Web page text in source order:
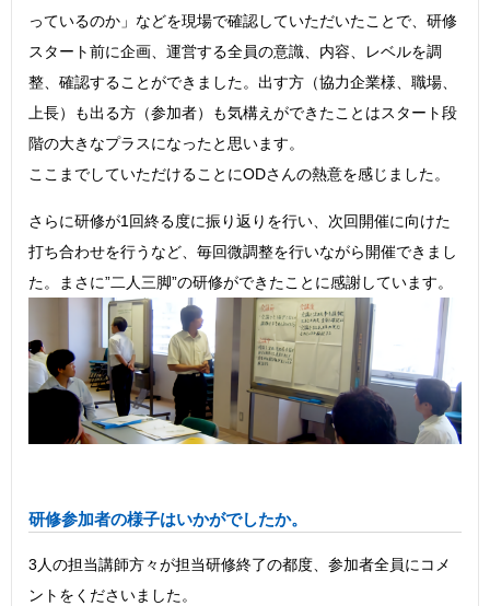
っているのか」などを現場で確認していただいたことで、研修
スタート前に企画、運営する全員の意識、内容、レベルを調
整、確認することができました。出す方（協力企業様、職場、
上長）も出る方（参加者）も気構えができたことはスタート段
階の大きなプラスになったと思います。
ここまでしていただけることにODさんの熱意を感じました。
さらに研修が1回終る度に振り返りを行い、次回開催に向けた
打ち合わせを行うなど、毎回微調整を行いながら開催できまし
た。まさに”二人三脚”の研修ができたことに感謝しています。
研修参加者の様子はいかがでしたか。
3人の担当講師方々が担当研修終了の都度、参加者全員にコメ
ントをくださいました。